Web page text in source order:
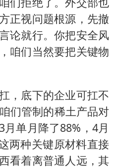
正视问题根源，先撤
论就行。你把安全风
咱们当然要把关键物
，底下的企业可扛不
们管制的稀土产品对
单月降了88%，4月
两种关键原材料直接
看着离普通人远，其